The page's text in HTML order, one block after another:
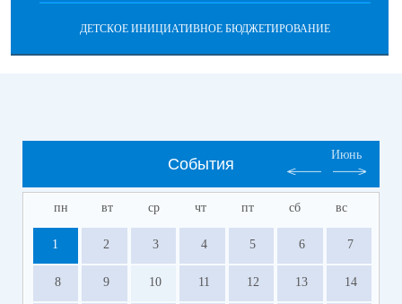
ДЕТСКОЕ ИНИЦИАТИВНОЕ БЮДЖЕТИРОВАНИЕ
События
Июнь
пн вт ср чт пт сб вс
1 2 3 4 5 6 7
8 9 10 11 12 13 14